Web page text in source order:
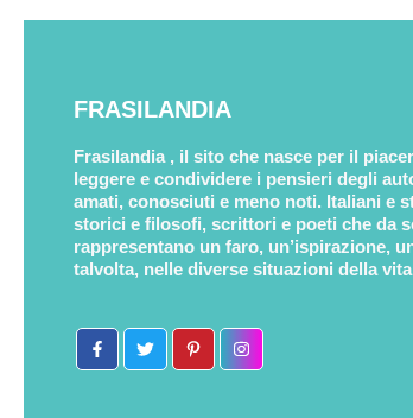
FRASILANDIA
Frasilandia , il sito che nasce per il
leggere e condividere i pensieri degli
amati, conosciuti e meno noti. Italiani e
storici e filosofi, scrittori e poeti che da
rappresentano un faro, un’ispirazione,
talvolta, nelle diverse situazioni della